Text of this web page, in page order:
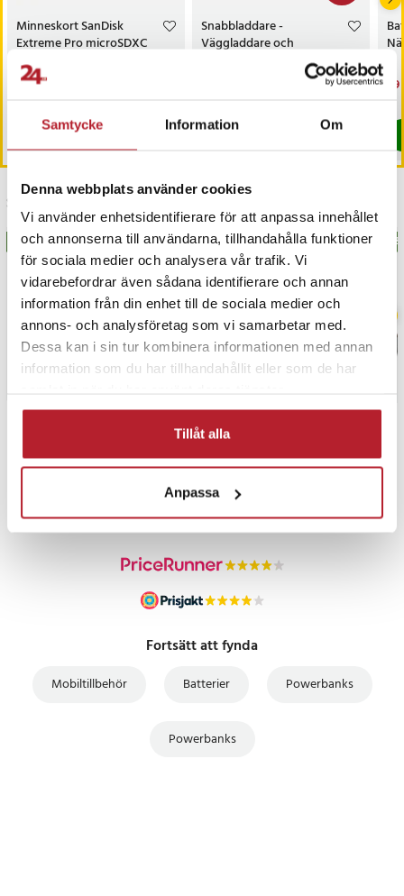
Samtycke Information Om
Denna webbplats använder cookies
Vi använder enhetsidentifierare för att anpassa innehållet
och annonserna till användarna, tillhandahålla funktioner
för sociala medier och analysera vår trafik. Vi
vidarebefordrar även sådana identifierare och annan
information från din enhet till de sociala medier och
annons- och analysföretag som vi samarbetar med.
Dessa kan i sin tur kombinera informationen med annan
information som du har tillhandahållit eller som de har
Tillåt alla
Anpassa
Artikelnummer:129541
Minneskort SanDisk
Extreme Pro microSDXC
- 128GB
Pris:449 kr
449 kr
Köp
Snabbladdare -
Väggladdare och
laddkabel med USB-C
Senast besökta
BÄSTSÄLJARE BÄSTSÄLJARE
PRISGARANTI
UTFÖRSÄLJNING
Fortsätt att fynda
Mobiltillbehör Batterier Powerbanks
Powerbanks